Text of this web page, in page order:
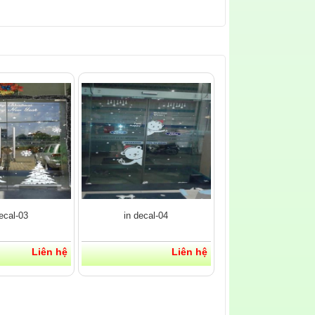
03
Liên hệ
in decal-04
Liên hệ